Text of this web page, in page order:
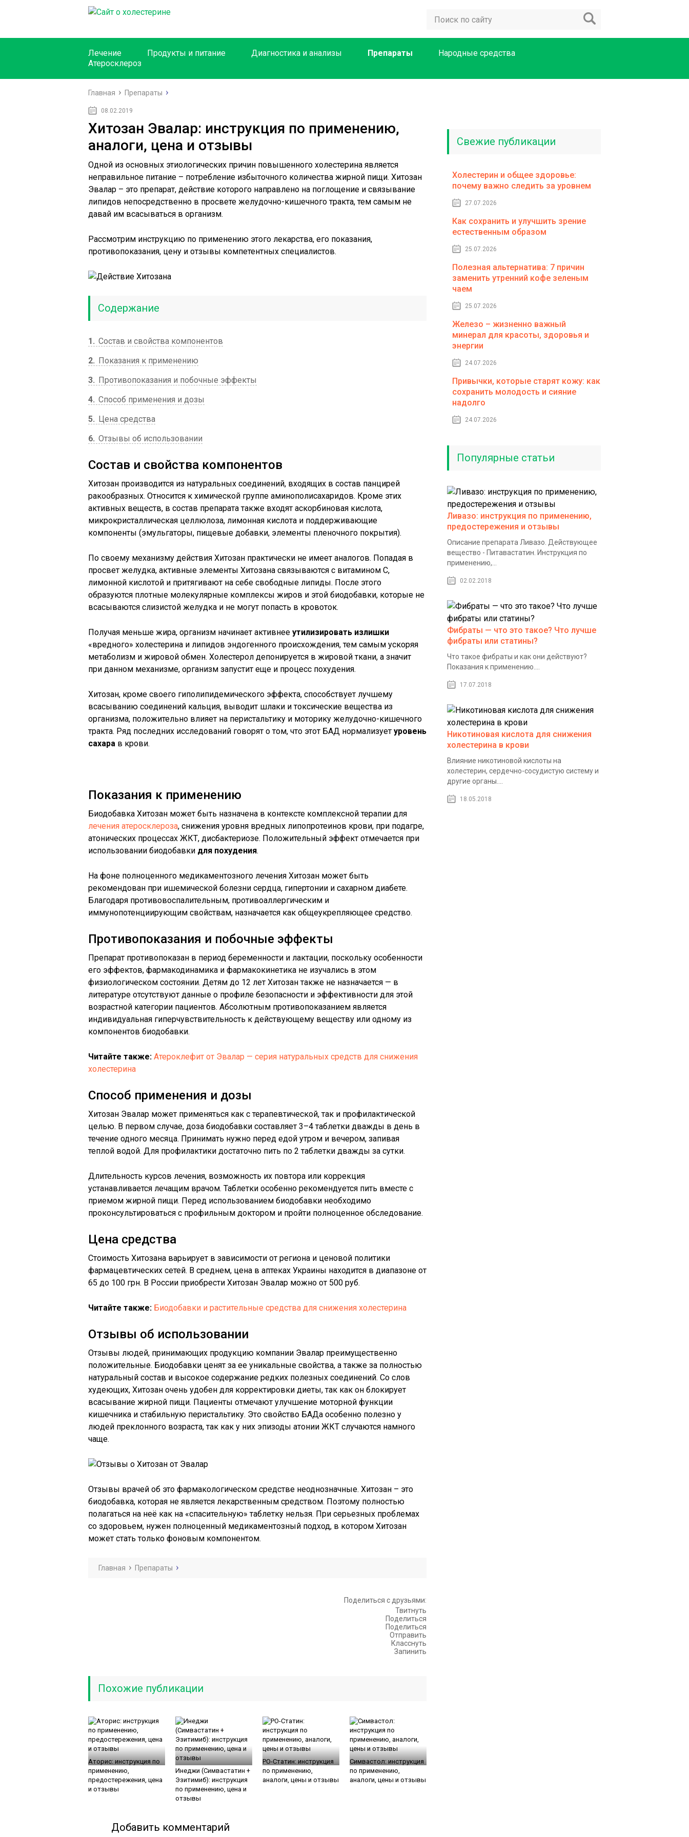
Лечение Продукты и питание Диагностика и анализы Препараты
Народные средства
Атеросклероз
Главная Препараты
08.02.2019
Хитозан Эвалар: инструкция по применению,
аналоги, цена и отзывы
Одной из основных этиологических причин повышенного холестерина является
неправильное питание – потребление избыточного количества жирной пищи. Хитозан
Эвалар – это препарат, действие которого направлено на поглощение и связывание
липидов непосредственно в просвете желудочно-кишечного тракта, тем самым не
давай им всасываться в организм.
Рассмотрим инструкцию по применению этого лекарства, его показания,
противопоказания, цену и отзывы компетентных специалистов.
Содержание
1
Состав и свойства компонентов
2
Показания к применению
3
Противопоказания и побочные эффекты
4 Способ применения и дозы
5
Цена средства
6 Отзывы об использовании
Состав и свойства компонентов
Хитозан производится из натуральных соединений, входящих в состав панцирей
ракообразных. Относится к химической группе аминополисахаридов. Кроме этих
активных веществ, в состав препарата также входят аскорбиновая кислота,
микрокристаллическая целлюлоза, лимонная кислота и поддерживающие
компоненты (эмульгаторы, пищевые добавки, элементы пленочного покрытия).
По своему механизму действия Хитозан практически не имеет аналогов. Попадая в
просвет желудка, активные элементы Хитозана связываются с витамином C,
лимонной кислотой и притягивают на себе свободные липиды. После этого
образуются плотные молекулярные комплексы жиров и этой биодобавки, которые не
всасываются слизистой желудка и не могут попасть в кровоток.
Получая меньше жира, организм начинает активнее утилизировать излишки
«вредного» холестерина и липидов эндогенного происхождения, тем самым ускоряя
метаболизм и жировой обмен. Холестерол депонируется в жировой ткани, а значит
при данном механизме, организм запустит еще и процесс похудения.
Хитозан, кроме своего гиполипидемического эффекта, способствует лучшему
всасыванию соединений кальция, выводит шлаки и токсические вещества из
организма, положительно влияет на перистальтику и моторику желудочно-кишечного
тракта. Ряд последних исследований говорят о том, что этот БАД нормализует уровень
сахара в крови.
Показания к применению
Биодобавка Хитозан может быть назначена в контексте комплексной терапии для
лечения атеросклероза, снижения уровня вредных липопротеинов крови, при подагре,
атонических процессах ЖКТ, дисбактериозе. Положительный эффект отмечается при
использовании биодобавки для похудения.
На фоне полноценного медикаментозного лечения Хитозан может быть
рекомендован при ишемической болезни сердца, гипертонии и сахарном диабете.
Благодаря противовоспалительным, противоаллергическим и
иммунопотенциирующим свойствам, назначается как общеукрепляющее средство.
Противопоказания и побочные эффекты
Препарат противопоказан в период беременности и лактации, поскольку особенности
его эффектов, фармакодинамика и фармакокинетика не изучались в этом
физиологическом состоянии. Детям до 12 лет Хитозан также не назначается — в
литературе отсутствуют данные о профиле безопасности и эффективности для этой
возрастной категории пациентов. Абсолютным противопоказанием является
индивидуальная гиперчувствительность к действующему веществу или одному из
компонентов биодобавки.
Читайте также: Атероклефит от Эвалар — серия натуральных средств для снижения
холестерина
Способ применения и дозы
Хитозан Эвалар может применяться как с терапевтической, так и профилактической
целью. В первом случае, доза биодобавки составляет 3–4 таблетки дважды в день в
течение одного месяца. Принимать нужно перед едой утром и вечером, запивая
теплой водой. Для профилактики достаточно пить по 2 таблетки дважды за сутки.
Длительность курсов лечения, возможность их повтора или коррекция
устанавливается лечащим врачом. Таблетки особенно рекомендуется пить вместе с
приемом жирной пищи. Перед использованием биодобавки необходимо
проконсультироваться с профильным доктором и пройти полноценное обследование.
Цена средства
Стоимость Хитозана варьирует в зависимости от региона и ценовой политики
фармацевтических сетей. В среднем, цена в аптеках Украины находится в диапазоне от
65 до 100 грн. В России приобрести Хитозан Эвалар можно от 500 руб.
Читайте также: Биодобавки и растительные средства для снижения холестерина
Отзывы об использовании
Отзывы людей, принимающих продукцию компании Эвалар преимущественно
положительные. Биодобавки ценят за ее уникальные свойства, а также за полностью
натуральный состав и высокое содержание редких полезных соединений. Со слов
худеющих, Хитозан очень удобен для корректировки диеты, так как он блокирует
всасывание жирной пищи. Пациенты отмечают улучшение моторной функции
кишечника и стабильную перистальтику. Это свойство БАДа особенно полезно у
людей преклонного возраста, так как у них эпизоды атонии ЖКТ случаются намного
чаще.
Отзывы врачей об это фармакологическом средстве неоднозначные. Хитозан – это
биодобавка, которая не является лекарственным средством. Поэтому полностью
полагаться на неё как на «спасительную» таблетку нельзя. При серьезных проблемах
со здоровьем, нужен полноценный медикаментозный подход, в котором Хитозан
может стать только фоновым компонентом.
Главная Препараты
Поделиться с друзьями:
Твитнуть
Поделиться
Поделиться
Отправить
Класснуть
Запинить
Похожие публикации
Аториc: инструкция по
применению,
предостережения, цена
и отзывы
Инеджи (Симвастатин +
Эзитимиб): инструкция
по применению, цена и
отзывы
РО-Статин: инструкция
по применению,
аналоги, цены и отзывы
Симвастол: инструкция
по применению,
аналоги, цены и отзывы
Добавить комментарий
Свежие публикации
Холестерин и общее здоровье:
почему важно следить за уровнем
27.07.2026
Как сохранить и улучшить зрение
естественным образом
25.07.2026
Полезная альтернатива: 7 причин
заменить утренний кофе зеленым
чаем
25.07.2026
Железо – жизненно важный
минерал для красоты, здоровья и
энергии
24.07.2026
Привычки, которые старят кожу: как
сохранить молодость и сияние
надолго
24.07.2026
Популярные статьи
Ливазо: инструкция по применению,
предостережения и отзывы
Описание препарата Ливазо. Действующее
вещество - Питавастатин. Инструкция по
применению,...
02.02.2018
Фибраты — что это такое? Что лучше
фибраты или статины?
Что такое фибраты и как они действуют?
Показания к применению....
17.07.2018
Никотиновая кислота для снижения
холестерина в крови
Влияние никотиновой кислоты на
холестерин, сердечно-сосудистую систему и
другие органы....
18.05.2018